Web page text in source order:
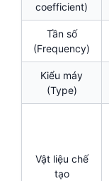
coefficient)
Tần số
(Frequency)
Kiểu máy
(Type)
Vật liệu chế
tạo